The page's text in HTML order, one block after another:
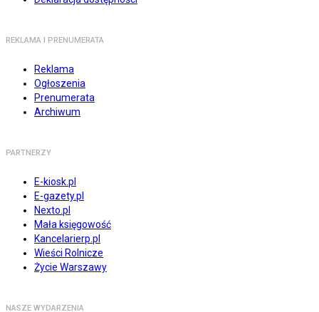
REKLAMA I PRENUMERATA
Reklama
Ogłoszenia
Prenumerata
Archiwum
PARTNERZY
E-kiosk.pl
E-gazety.pl
Nexto.pl
Mała księgowość
Kancelarierp.pl
Wieści Rolnicze
Życie Warszawy
NASZE WYDARZENIA